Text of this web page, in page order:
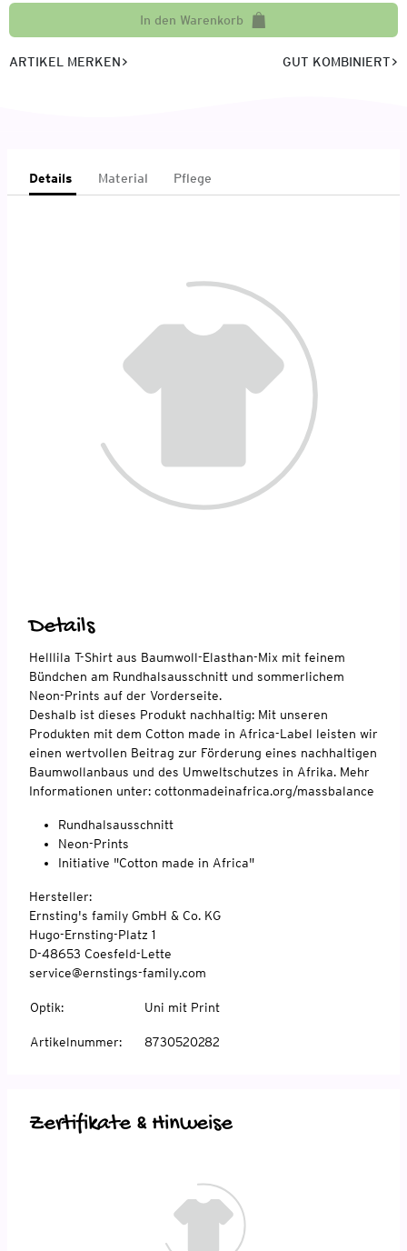
In den Warenkorb
ARTIKEL MERKEN GUT KOMBINIERT
Details Material Pflege
Details
Helllila T-Shirt aus Baumwoll-Elasthan-Mix mit feinem
Bündchen am Rundhalsausschnitt und sommerlichem
Neon-Prints auf der Vorderseite.
Deshalb ist dieses Produkt nachhaltig: Mit unseren
Produkten mit dem Cotton made in Africa-Label leisten wir
einen wertvollen Beitrag zur Förderung eines nachhaltigen
Baumwollanbaus und des Umweltschutzes in Afrika. Mehr
Informationen unter: cottonmadeinafrica.org/massbalance
Rundhalsausschnitt
Neon-Prints
Initiative "Cotton made in Africa"
Hersteller:
Ernsting's family GmbH & Co. KG
Hugo-Ernsting-Platz 1
D-48653 Coesfeld-Lette
service@ernstings-family.com
Optik: Uni mit Print
Artikelnummer: 8730520282
Zertifikate & Hinweise